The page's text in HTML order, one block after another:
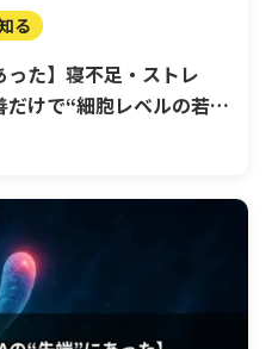
る
った】寝不足・ストレ
けで“細胞レベルの若返